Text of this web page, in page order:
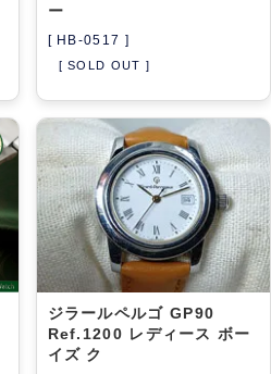
ー
[ HB-0517 ]
[ SOLD OUT ]
ジラールペルゴ GP90
Ref.1200 レディース ボー
イズ ク